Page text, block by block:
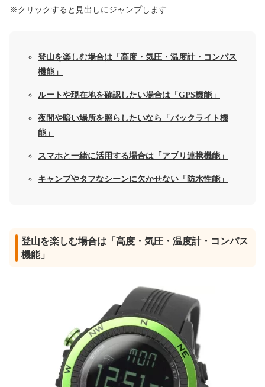
※クリックすると見出しにジャンプします
登山を楽しむ場合は「高度・気圧・温度計・コンパス
機能」
ルートや現在地を確認したい場合は「GPS機能」
夜間や暗い場所を照らしたいなら「バックライト機
能」
スマホと一緒に活用する場合は「アプリ連携機能」
キャンプやタフなシーンに欠かせない「防水性能」
登山を楽しむ場合は「高度・気圧・温度計・コンパス
機能」